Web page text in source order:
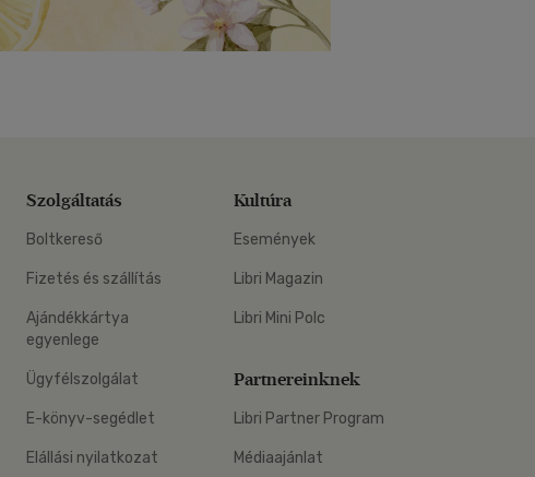
Szolgáltatás
Boltkereső
Fizetés és szállítás
Ajándékkártya
egyenlege
Ügyfélszolgálat
E-könyv-segédlet
Elállási nyilatkozat
Kultúra
Események
Libri Magazin
Libri Mini Polc
Partnereinknek
Libri Partner Program
Médiaajánlat